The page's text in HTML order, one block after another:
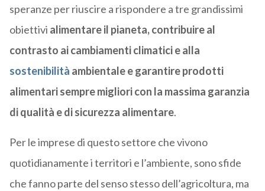
speranze per riuscire a rispondere a tre grandissimi
obiettivi alimentare il pianeta, contribuire al
contrasto ai cambiamenti climatici e alla
sostenibilità ambientale e garantire prodotti
alimentari sempre migliori con la massima garanzia
di qualità e di sicurezza alimentare.
Per le imprese di questo settore che vivono
quotidianamente i territori e l’ambiente, sono sfide
che fanno parte del senso stesso dell’agricoltura, ma